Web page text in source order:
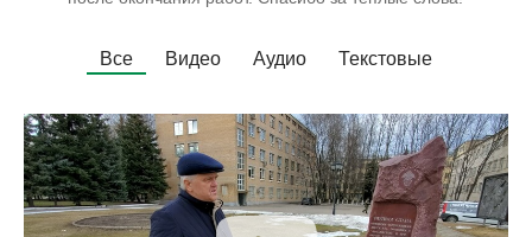
Все Видео Аудио Текстовые